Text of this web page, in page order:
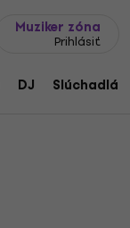
Muziker zóna
Prihlásiť
DJ Slúchadlá